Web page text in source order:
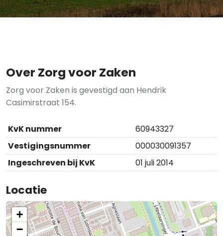
Over Zorg voor Zaken
Zorg voor Zaken is gevestigd aan Hendrik
Casimirstraat 154.
KvK nummer
60943327
Vestigingsnummer
000030091357
Ingeschreven bij KvK
01 juli 2014
Locatie
+
−